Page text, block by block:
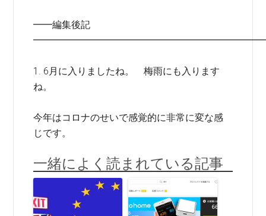
━━編集後記
1. 6月に入りましたね。 梅雨にも入ります
ね。
今年はコロナのせいで感覚的に非常に変な感
じです。
一緒によく読まれている記事